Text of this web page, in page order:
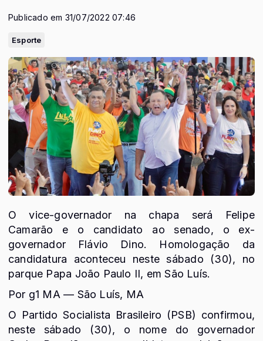
Publicado em 31/07/2022 07:46
Esporte
O vice-governador na chapa será Felipe
Camarão e o candidato ao senado, o ex-
governador Flávio Dino. Homologação da
candidatura aconteceu neste sábado (30), no
parque Papa João Paulo II, em São Luís.
Por g1 MA — São Luís, MA
O Partido Socialista Brasileiro (PSB) confirmou,
neste sábado (30), o nome do governador